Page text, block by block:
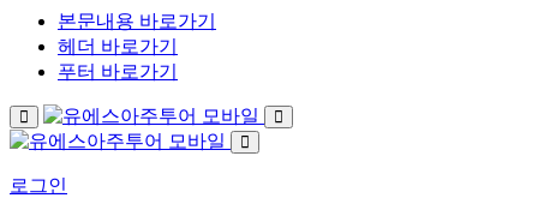
본문내용 바로가기
헤더 바로가기
푸터 바로가기
로그인